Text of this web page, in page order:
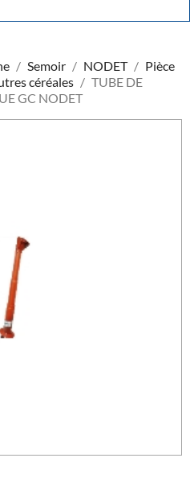
Semoir NODET
Pièce
céréales
TUBE DE
GC NODET